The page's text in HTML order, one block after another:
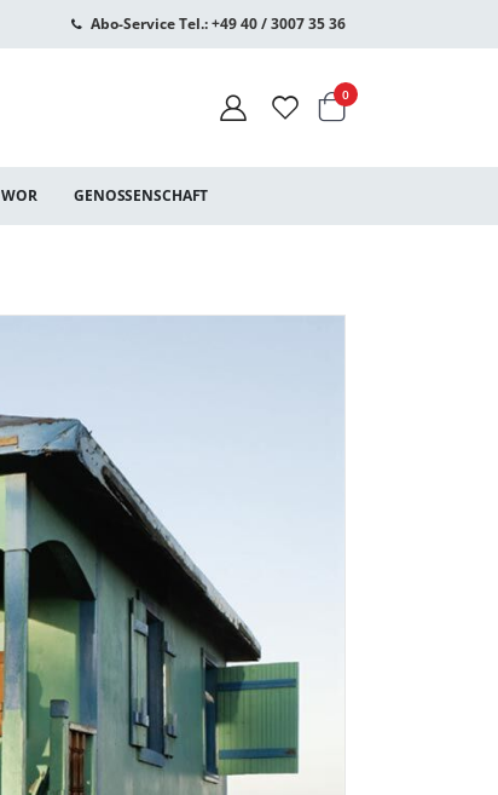
Abo-Service Tel.: +49 40 / 3007 35 36
Warenkorb
0Artikel
WOR GENOSSENSCHAFT